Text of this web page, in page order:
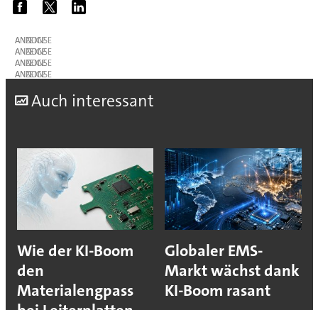
ANZEIGE
ANZEIGE
ANZEIGE
ANZEIGE
Auch interessant
Wie der KI-Boom
den
Materialengpass
Globaler EMS-
Markt wächst dank
KI-Boom rasant